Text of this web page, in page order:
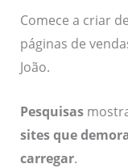
Comece a criar
páginas de
João.
Pesquisas
sites que
carregar.